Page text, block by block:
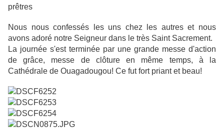
prêtres
Nous nous confessés les uns chez les autres et nous
avons adoré notre Seigneur dans le très Saint Sacrement.
La journée s'est terminée par une grande messe d'action
de grâce, messe de clôture en même temps, à la
Cathédrale de Ouagadougou! Ce fut fort priant et beau!